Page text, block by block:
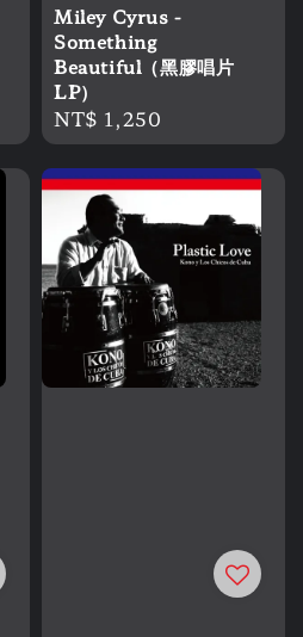
Miley Cyrus -
Something
Beautiful（黑膠唱片
LP）
Regular
price
NT$ 1,250